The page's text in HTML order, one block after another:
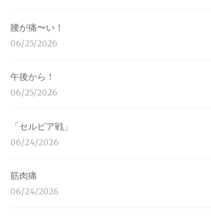
腰が痛〜い！
06/25/2026
午後から！
06/25/2026
「セルビア戦」
06/24/2026
筋肉痛
06/24/2026